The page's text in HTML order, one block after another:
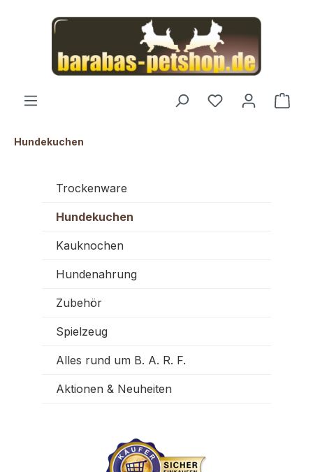
springen
Hundekuchen
Trockenware
Hundekuchen
Kauknochen
Hundenahrung
Zubehör
Spielzeug
Alles rund um B. A. R. F.
Aktionen & Neuheiten